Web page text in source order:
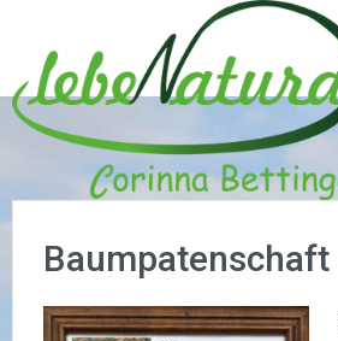
Inhalt
Baumpatenschaft